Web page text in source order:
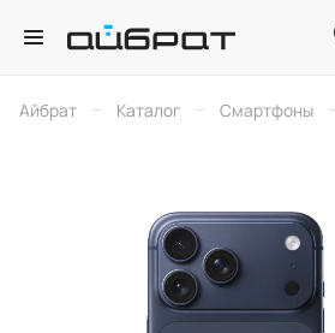
Айбрат – Каталог – Смартфоны